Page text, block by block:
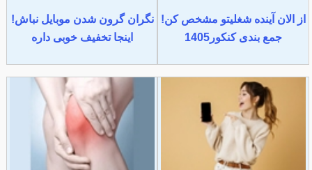
از الان آینده شغلیتو مشخص کن!
جمع بندی کنکور1405
نگران گرون شدن موبایل نباش!
اینجا تخفیف خوبی داره